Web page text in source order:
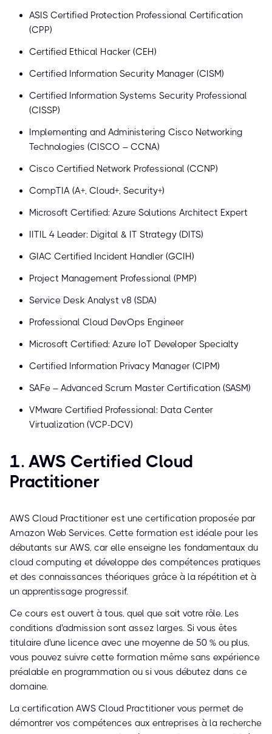
ASIS Certified Protection Professional Certification
(CPP)
Certified Ethical Hacker (CEH)
Certified Information Security Manager (CISM)
Certified Information Systems Security Professional
(CISSP)
Implementing and Administering Cisco Networking
Technologies (CISCO – CCNA)
Cisco Certified Network Professional (CCNP)
CompTIA (A+, Cloud+, Security+)
Microsoft Certified: Azure Solutions Architect Expert
IITIL 4 Leader: Digital & IT Strategy (DITS)
GIAC Certified Incident Handler (GCIH)
Project Management Professional (PMP)
Service Desk Analyst v8 (SDA)
Professional Cloud DevOps Engineer
Microsoft Certified: Azure IoT Developer Specialty
Certified Information Privacy Manager (CIPM)
SAFe – Advanced Scrum Master Certification (SASM)
VMware Certified Professional: Data Center
Virtualization (VCP-DCV)
1. AWS Certified Cloud
Practitioner
AWS Cloud Practitioner est une certification proposée par
Amazon Web Services. Cette formation est idéale pour les
débutants sur AWS, car elle enseigne les fondamentaux du
cloud computing et développe des compétences pratiques
et des connaissances théoriques grâce à la répétition et à
un apprentissage progressif.
Ce cours est ouvert à tous, quel que soit votre rôle. Les
conditions d'admission sont assez larges. Si vous êtes
titulaire d'une licence avec une moyenne de 50 % ou plus,
vous pouvez suivre cette formation même sans expérience
préalable en programmation ou si vous débutez dans ce
domaine.
La certification AWS Cloud Practitioner vous permet de
démontrer vos compétences aux entreprises à la recherche